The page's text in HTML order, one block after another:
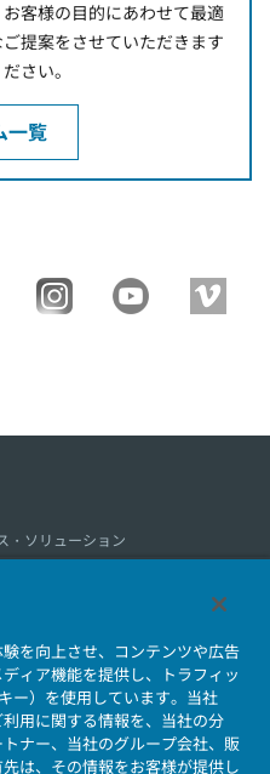
客様の目的にあわせて最適
提案をさせていただきます
さい。
一覧
・ソリューション
採用情報
会社情報新着一覧
問い合わせ
を向上させ、コンテンツや広告
ィア機能を提供し、トラフィッ
ー）を使用しています。当社
用に関する情報を、当社の分
ナー、当社のグループ会社、販
は、その情報をお客様が提供し